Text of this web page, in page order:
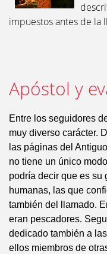
impuestos antes de la
Apóstol y
Entre los seguidores
muy diverso carácter.
las páginas del
no tiene un único
podría decir que es su
humanas, las que
también del llamado.
eran pescadores.
dedicado también a
ellos miembros de